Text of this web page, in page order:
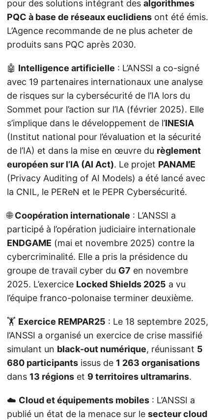
pour des solutions intégrant des algorithmes
PQC à base de réseaux euclidiens ont été émis.
L’Agence recommande de ne plus acheter de
produits sans PQC après 2030.
🤖 Intelligence artificielle : L’ANSSI a co-signé
avec 19 partenaires internationaux une analyse
de risques sur la cybersécurité de l’IA lors du
Sommet pour l’action sur l’IA (février 2025). Elle
s’implique dans le développement de l’INESIA
(Institut national pour l’évaluation et la sécurité
de l’IA) et dans la mise en œuvre du règlement
européen sur l’IA (AI Act). Le projet PANAME
(Privacy Auditing of AI Models) a été lancé avec
la CNIL, le PEReN et le PEPR Cybersécurité.
🌐Coopération internationale : L’ANSSI a
participé à l’opération judiciaire internationale
ENDGAME (mai et novembre 2025) contre la
cybercriminalité. Elle a pris la présidence du
groupe de travail cyber du G7 en novembre
2025. L’exercice Locked Shields 2025 a vu
l’équipe franco-polonaise terminer deuxième.
🏋️ Exercice REMPAR25 : Le 18 septembre 2025,
l’ANSSI a organisé un exercice de crise massifié
simulant un black-out numérique, réunissant 5
680 participants issus de 1 263 organisations
dans 13 régions et 9 territoires ultramarins.
☁️ Cloud et équipements mobiles : L’ANSSI a
publié un état de la menace sur le secteur cloud